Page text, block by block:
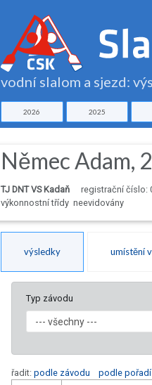
vodní slalom a sjezd:
2026 2025
Němec Adam,
TJ DNT VS Kadaň
registrační číslo:
výkonnostní třídy neevidovány
výsledky umístění
Typ závodu
řadit: podle závodu podle pořadí